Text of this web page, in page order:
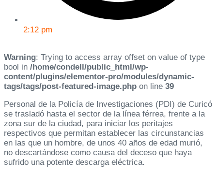
2:12 pm
Warning: Trying to access array offset on value of type
bool in /home/condell/public_html/wp-
content/plugins/elementor-pro/modules/dynamic-
tags/tags/post-featured-image.php on line 39
Personal de la Policía de Investigaciones (PDI) de Curicó
se trasladó hasta el sector de la línea férrea, frente a la
zona sur de la ciudad, para iniciar los peritajes
respectivos que permitan establecer las circunstancias
en las que un hombre, de unos 40 años de edad murió,
no descartándose como causa del deceso que haya
sufrido una potente descarga eléctrica.